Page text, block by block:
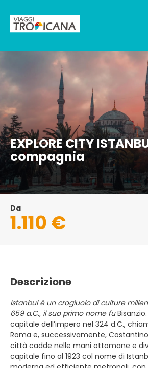
EXPLORE CITY
compagnia
Da
1.110 €
Descrizione
Istanbul è un crogiuolo di culture
659 a.C., il suo primo nome fu
capitale dell’impero nel 324 d.C.,
Roma e, successivamente,
città cadde nelle mani ottomane e
capitale fino al 1923 col nome di